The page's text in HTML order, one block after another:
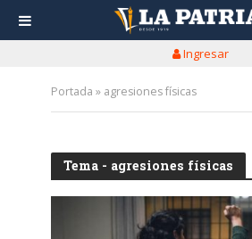
Ingresar
Portada » agresiones físicas
Tema - agresiones físicas